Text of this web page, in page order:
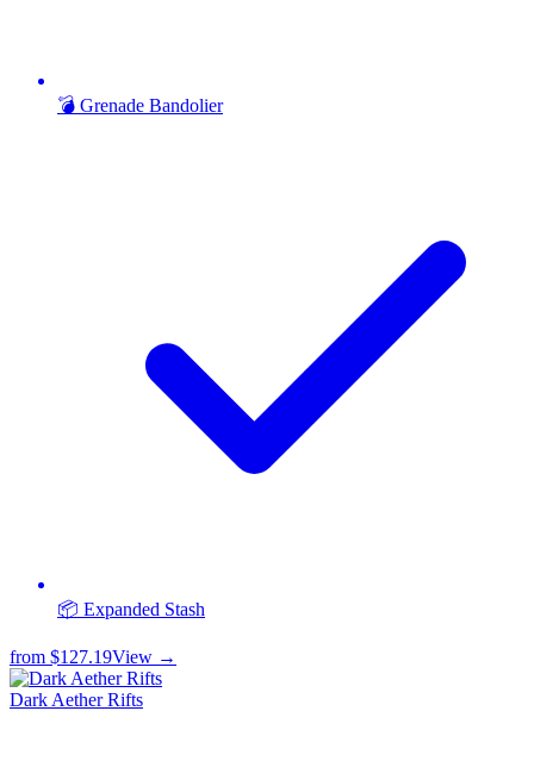
💣 Grenade Bandolier
📦 Expanded Stash
from $127.19View →
Dark Aether Rifts